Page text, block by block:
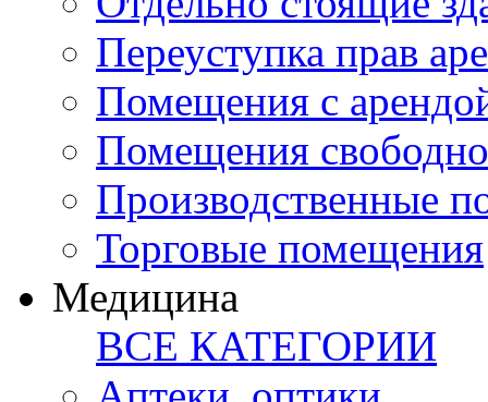
Переуступка прав
Помещения с
Помещения
Производственные
Торговые помещения
Медицина
ВСЕ КАТЕГОРИИ